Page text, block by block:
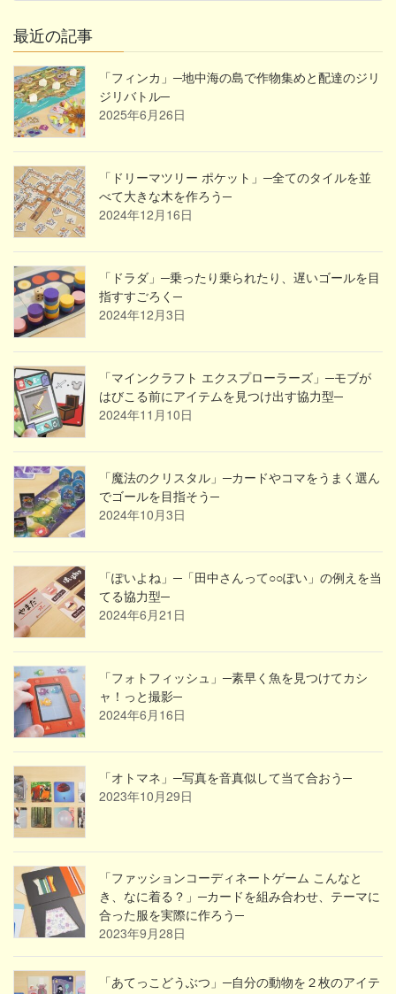
最近の記事
「フィンカ」─地中海の島で作物集めと配達のジリ
ジリバトル─
2025年6月26日
「ドリーマツリー ポケット」─全てのタイルを並
べて大きな木を作ろう─
2024年12月16日
「ドラダ」─乗ったり乗られたり、遅いゴールを目
指すすごろく─
2024年12月3日
「マインクラフト エクスプローラーズ」─モブが
はびこる前にアイテムを見つけ出す協力型─
2024年11月10日
「魔法のクリスタル」─カードやコマをうまく選ん
でゴールを目指そう─
2024年10月3日
「ぽいよね」─「田中さんって○○ぽい」の例えを当
てる協力型─
2024年6月21日
「フォトフィッシュ」─素早く魚を見つけてカシ
ャ！っと撮影─
2024年6月16日
「オトマネ」─写真を音真似して当て合おう─
2023年10月29日
「ファッションコーディネートゲーム こんなと
き、なに着る？」─カードを組み合わせ、テーマに
合った服を実際に作ろう─
2023年9月28日
「あてっこどうぶつ」─自分の動物を２枚のアイテ